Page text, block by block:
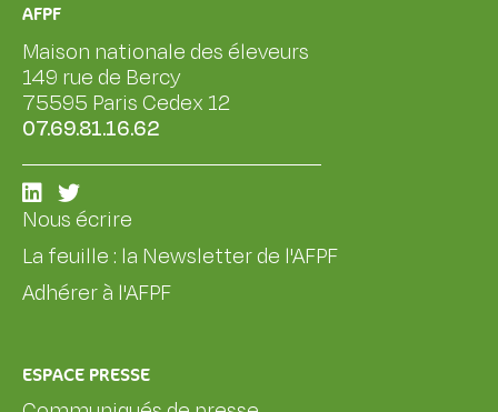
AFPF
Maison nationale des éleveurs
149 rue de Bercy
75595 Paris Cedex 12
07.69.81.16.62
Nous écrire
La feuille : la Newsletter de l'AFPF
Adhérer à l'AFPF
ESPACE PRESSE